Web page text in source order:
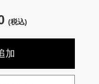
(税込)